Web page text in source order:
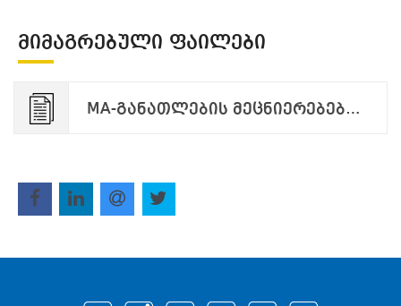
ᲛᲘᲛᲐᲒᲠᲔᲑᲣᲚᲘ ᲤᲐᲘᲚᲔᲑᲘ
MA-განათლების მეცნიერებები.pdf